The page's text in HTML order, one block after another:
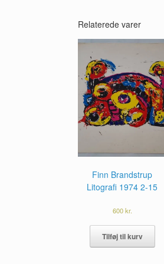
Relaterede varer
Finn Brandstrup
Litografi 1974 2-15
600kr.
Tilføj til kurv